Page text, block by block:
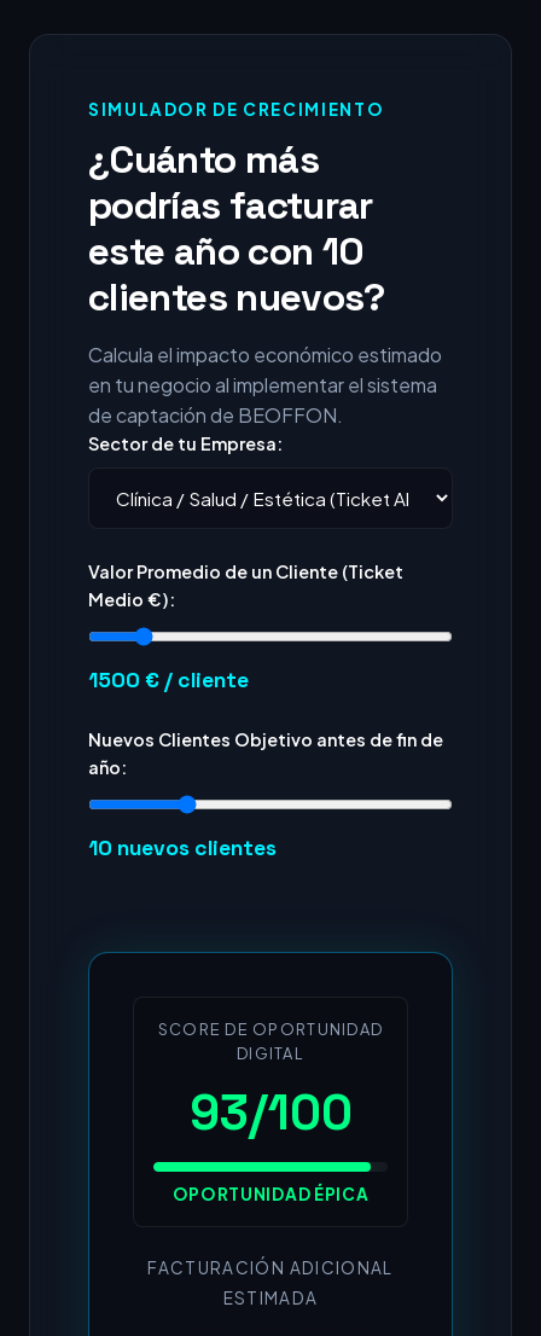
SIMULADOR DE CRECIMIENTO
¿Cuánto más
podrías facturar
este año con 10
clientes nuevos?
Calcula el impacto económico estimado
en tu negocio al implementar el sistema
de captación de BEOFFON.
Sector de tu Empresa:
Valor Promedio de un Cliente (Ticket
Medio €):
1500 € / cliente
Nuevos Clientes Objetivo antes de fin de
año:
10 nuevos clientes
SCORE DE OPORTUNIDAD
DIGITAL
93/100
OPORTUNIDAD ÉPICA
FACTURACIÓN ADICIONAL
ESTIMADA